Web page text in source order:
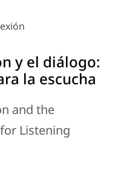
y el diálogo:
la escucha
and the
Listening